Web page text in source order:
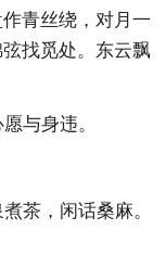
青丝绕，对月一
找觅处。东云飘
与身违。
茶，闲话桑麻。